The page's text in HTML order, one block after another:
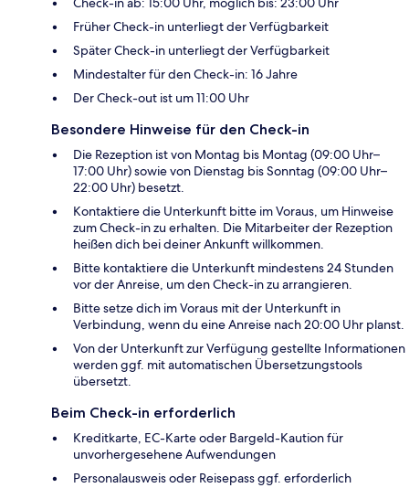
Früher Check-in unterliegt der Verfügbarkeit
Später Check-in unterliegt der Verfügbarkeit
Mindestalter für den Check-in: 16 Jahre
Der Check-out ist um 11:00 Uhr
Besondere Hinweise für den Check-in
Die Rezeption ist von Montag bis Montag (09:00 Uhr–
17:00 Uhr) sowie von Dienstag bis Sonntag (09:00 Uhr–
22:00 Uhr) besetzt.
Kontaktiere die Unterkunft bitte im Voraus, um Hinweise
zum Check-in zu erhalten. Die Mitarbeiter der Rezeption
heißen dich bei deiner Ankunft willkommen.
Bitte kontaktiere die Unterkunft mindestens 24 Stunden
vor der Anreise, um den Check-in zu arrangieren.
Bitte setze dich im Voraus mit der Unterkunft in
Verbindung, wenn du eine Anreise nach 20:00 Uhr planst.
Von der Unterkunft zur Verfügung gestellte Informationen
werden ggf. mit automatischen Übersetzungstools
übersetzt.
Beim Check-in erforderlich
Kreditkarte, EC-Karte oder Bargeld-Kaution für
unvorhergesehene Aufwendungen
Personalausweis oder Reisepass ggf. erforderlich